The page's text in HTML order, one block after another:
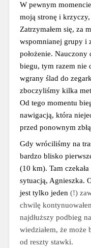
W pewnym
moją stronę i krzyczy,
Zatrzymałem się, za
wspomnianej grupy i
położenie.
biegu, tym razem nie
wgrany ślad do
zboczyliśmy kilka
Od tego momentu
nawigacją, która
przed ponownym
Gdy wróciliśmy na
bardzo blisko
(10 km). Tam
sytuacją, Agnieszka.
jest tylko jeden (!)
chwilę
najdłuższy podbieg
wiedziałem, że może
od reszty stawki.